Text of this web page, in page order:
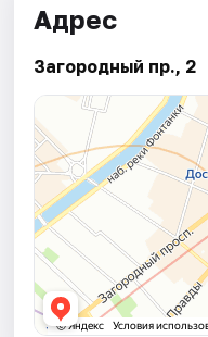
Адрес
Загородный пр., 2